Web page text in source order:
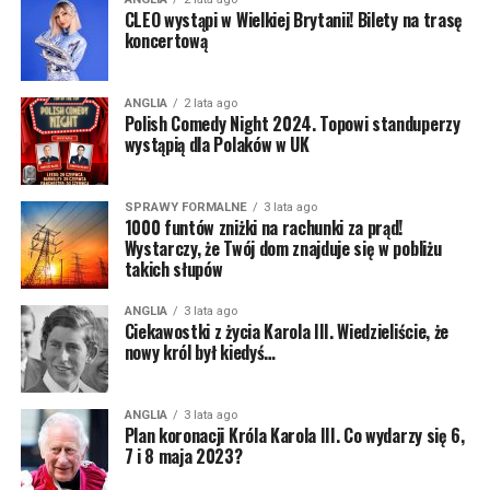
Bartosz Gajda:Kabareciarz, standuper, komik –
generalnie człowiek od śmiesznych rzeczy. Można go
oglądać na scenach wielu miast w Polsce, bo jeździ i
rozbawia ludzi. Podobno ktoś widział jak Bartosz kiedyś
był poważny przez półtorej minuty, ale to nie jest do
końca potwierdzone. Prywatnie ze Śląska, a dokładniej
tajemnicze “pogodej mi do lacza”, albo “co żeś tam zaś
przysmyczył?”. Możecie go kojarzyć z Radia ZET, gdzie
codziennie budzi tysiące słuchaczy.
NIE MOŻE CIĘ TAM ZABRAKNĄĆ! Liczba miejsc na
widowni jest mocno ograniczona, więc nie zwlekaj z
zakupem biletów. Dostępna jest pierwsza pula w
promocyjnej cenie! ZAPRASZAMY
BILETY:https://buytickets.at/sherlockmedialtd
CLEO wystąpi w Wielkiej Brytanii! Bilety na trasę
koncertową
ANGLIA 2 lata ago
Polish Comedy Night 2024. Topowi standuperzy
wystąpią dla Polaków w UK
SPRAWY FORMALNE 3 lata ago
1000 funtów zniżki na rachunki za prąd!
Wystarczy, że Twój dom znajduje się w pobliżu
takich słupów
ANGLIA 3 lata ago
Ciekawostki z życia Karola III. Wiedzieliście, że
nowy król był kiedyś…
ANGLIA 3 lata ago
Plan koronacji Króla Karola III. Co wydarzy się 6,
7 i 8 maja 2023?